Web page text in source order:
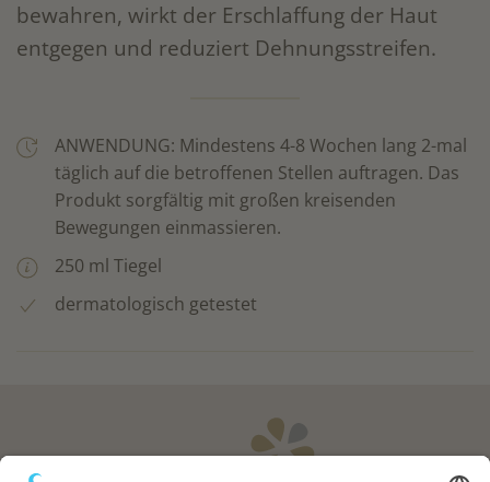
bewahren, wirkt der Erschlaffung der Haut
entgegen und reduziert Dehnungsstreifen.
ANWENDUNG: ​Mindestens 4-8 Wochen lang 2-mal
täglich auf die betroffenen Stellen auftragen. Das
Produkt sorgfältig mit großen kreisenden
Bewegungen einmassieren.
250 ml Tiegel
dermatologisch getestet